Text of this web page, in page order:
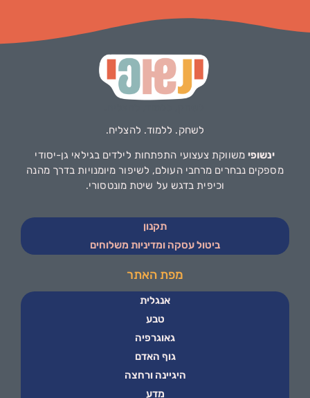
לשחק. ללמוד. להצליח.
ינשופי משווקת צעצועי התפתחות לילדים בגילאי גן-יסודי
מספקים נבחרים מרחבי העולם, לשיפור מיומנויות בדרך מהנה
וכיפית בדגש על שיטת מונטסורי.
תקנון
ביטול עסקה ומדיניות משלוחים
מפת האתר
אנגלית
טבע
גאוגרפיה
גוף האדם
היגיינה ורחצה
מדע